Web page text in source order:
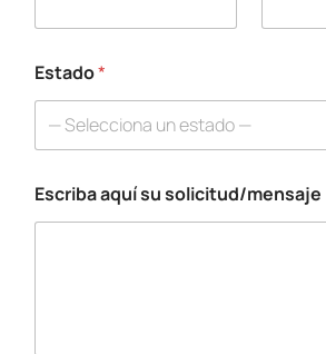
T
l
n
Estado*
— Selecciona un estado —
Escriba aquí su solicitud/mensaje